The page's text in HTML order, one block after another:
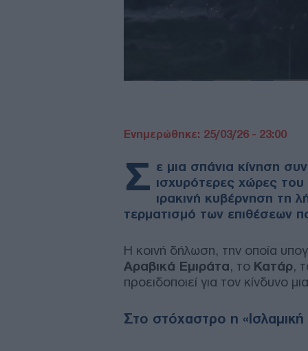
Ενημερώθηκε: 25/03/26 - 23:00
Σ ε μια σπάνια κίνηση
ισχυρότερες χώρες
ιρακινή κυβέρνηση τη
τερματισμό των επιθέσεων
Η κοινή δήλωση, την οποία
Αραβικά Εμιράτα, το Κατάρ,
προειδοποιεί για τον κίνδυνο
Στο στόχαστρο η «Ισλαμική